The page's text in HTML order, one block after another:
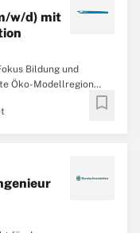
w/d) mit
Bildung und
Öko-Modellregion
West in Teilzeit 15
Stelle ist zunächst
bookmark